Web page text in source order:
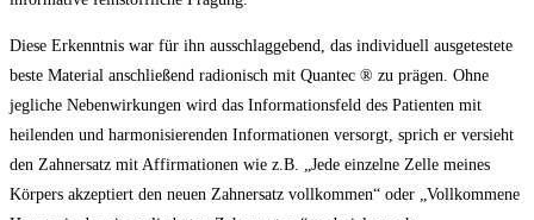
Diese Erkenntnis war für ihn ausschlaggebend, das individuell ausgetestete
beste Material anschließend radionisch mit Quantec ® zu prägen. Ohne
jegliche Nebenwirkungen wird das Informationsfeld des Patienten mit
heilenden und harmonisierenden Informationen versorgt, sprich er versieht
den Zahnersatz mit Affirmationen wie z.B. „Jede einzelne Zelle meines
Körpers akzeptiert den neuen Zahnersatz vollkommen“ oder „Vollkommene